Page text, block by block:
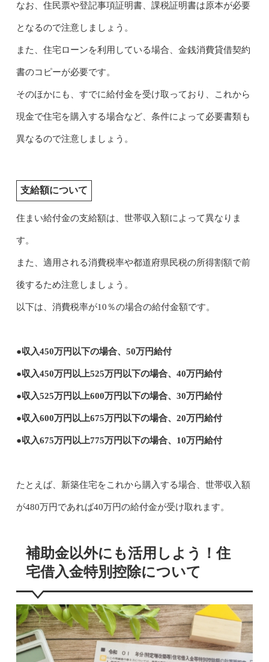
なお、住民票や登記事項証明書、課税証明書は原本が必要
となるので注意しましょう。
また、住宅ローンを利用している場合、金銭消費貸借契約
書のコピーが必要です。
そのほかにも、すでに給付金を受け取っており、これから
現金で住宅を購入する場合など、条件によって必要書類も
異なるので注意しましょう。
支給額について
住まい給付金の支給額は、世帯収入額によって異なりま
す。
また、適用される消費税率や都道府県民税の所得割額で前
後するため注意しましょう。
以下は、消費税率が10％の場合の給付金額です。
●収入450万円以下の場合、50万円給付
●収入450万円以上525万円以下の場合、40万円給付
●収入525万円以上600万円以下の場合、30万円給付
●収入600万円以上675万円以下の場合、20万円給付
●収入675万円以上775万円以下の場合、10万円給付
たとえば、新築住宅をこれから購入する場合、世帯収入額
が480万円であれば40万円の給付金が受け取れます。
補助金以外にも活用しよう！住
宅借入金特別控除について